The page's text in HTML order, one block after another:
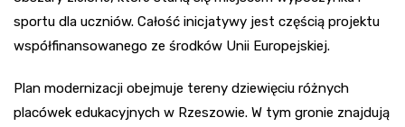
sportu dla uczniów. Całość inicjatywy jest częścią projektu
współfinansowanego ze środków Unii Europejskiej.
Plan modernizacji obejmuje tereny dziewięciu różnych
placówek edukacyjnych w Rzeszowie. W tym gronie znajdują